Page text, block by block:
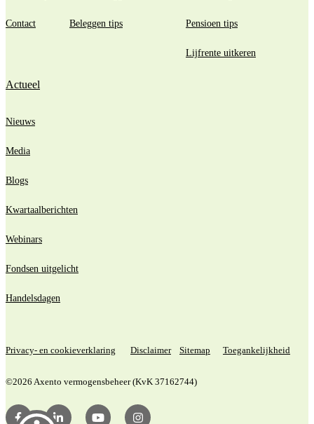
Contact Beleggen tips Pensioen tips
Lijfrente uitkeren
Actueel
Nieuws
Media
Blogs
Kwartaalberichten
Webinars
Fondsen uitgelicht
Handelsdagen
Privacy- en cookieverklaring Disclaimer Sitemap Toegankelijkheid
©2026 Axento vermogensbeheer (KvK 37162744)